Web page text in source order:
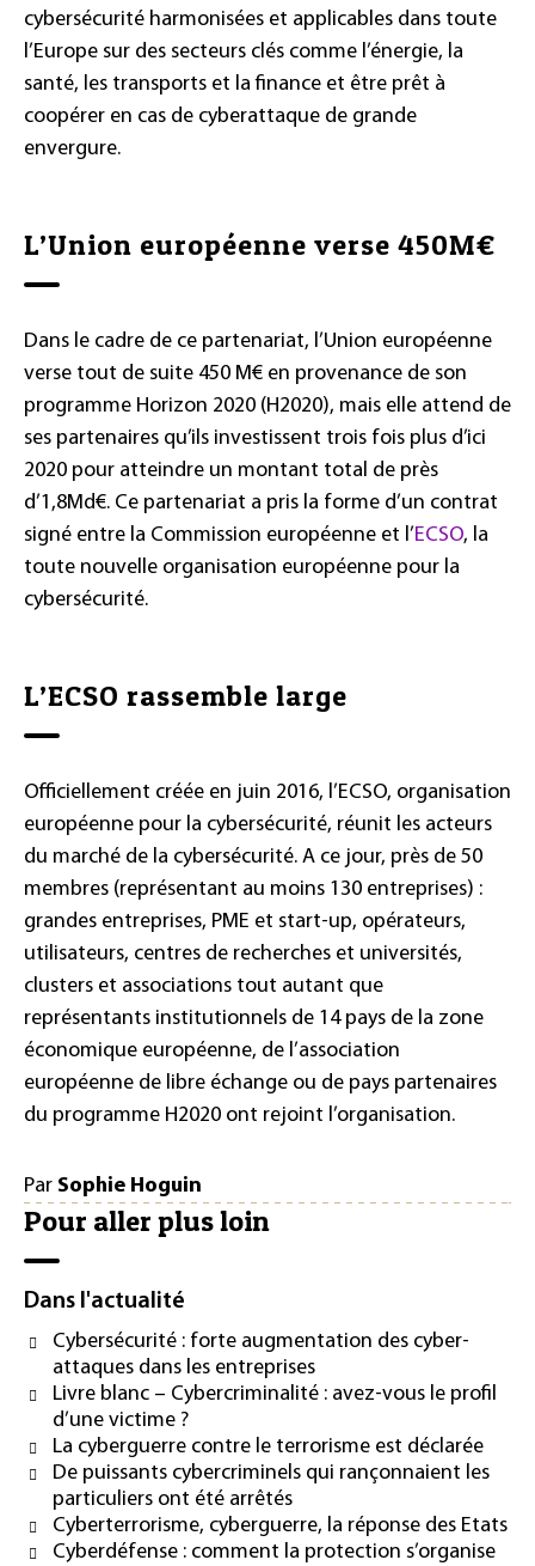
cybersécurité harmonisées et applicables dans toute
l’Europe sur des secteurs clés comme l’énergie, la
santé, les transports et la finance et être prêt à
coopérer en cas de cyberattaque de grande
envergure.
L’Union européenne verse 450M€
Dans le cadre de ce partenariat, l’Union européenne
verse tout de suite 450 M€ en provenance de son
programme Horizon 2020 (H2020), mais elle attend de
ses partenaires qu’ils investissent trois fois plus d’ici
2020 pour atteindre un montant total de près
d’1,8Md€. Ce partenariat a pris la forme d’un contrat
signé entre la Commission européenne et l’ECSO, la
toute nouvelle organisation européenne pour la
cybersécurité.
L’ECSO rassemble large
Officiellement créée en juin 2016, l’ECSO, organisation
européenne pour la cybersécurité, réunit les acteurs
du marché de la cybersécurité. A ce jour, près de 50
membres (représentant au moins 130 entreprises) :
grandes entreprises, PME et start-up, opérateurs,
utilisateurs, centres de recherches et universités,
clusters et associations tout autant que
représentants institutionnels de 14 pays de la zone
économique européenne, de l’association
européenne de libre échange ou de pays partenaires
du programme H2020 ont rejoint l’organisation.
Par Sophie Hoguin
Pour aller plus loin
Dans l'actualité
Cybersécurité : forte augmentation des cyber-
attaques dans les entreprises
Livre blanc – Cybercriminalité : avez-vous le profil
d’une victime ?
La cyberguerre contre le terrorisme est déclarée
De puissants cybercriminels qui rançonnaient les
particuliers ont été arrêtés
Cyberterrorisme, cyberguerre, la réponse des Etats
Cyberdéfense : comment la protection s’organise